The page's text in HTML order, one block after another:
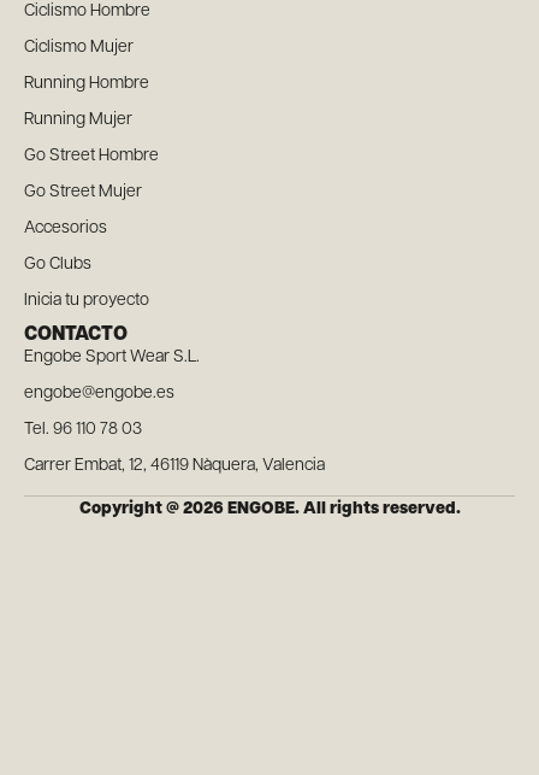
Ciclismo Hombre
Ciclismo Mujer
Running Hombre
Running Mujer
Go Street Hombre
Go Street Mujer
Accesorios
Go Clubs
Inicia tu proyecto
CONTACTO
Engobe Sport Wear S.L.
engobe@engobe.es
Tel. 96 110 78 03
Carrer Embat, 12, 46119 Nàquera, Valencia
Copyright @ 2026 ENGOBE. All rights reserved.